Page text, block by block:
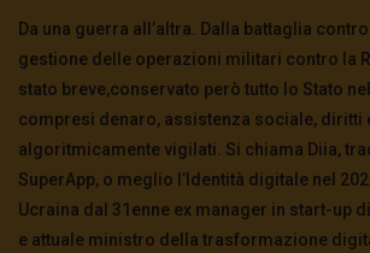
25 Luglio 2026
0
829 0 0
Da una guerra all’altra. Dalla battaglia
gestione delle operazioni militari contro la
stato breve,conservato però tutto lo Stato
compresi denaro, assistenza sociale, diritti
algoritmicamente vigilati. Si chiama Diia,
SuperApp, o meglio l’Identità digitale nel
Ucraina dal 31enne ex manager in start-up
e attuale ministro della trasformazione